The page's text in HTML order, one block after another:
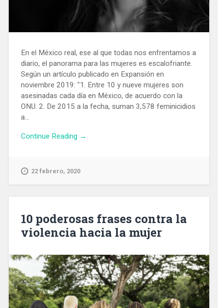
En el México real, ese al que todas nos enfrentamos a
diario, el panorama para las mujeres es escalofriante.
Según un artículo publicado en Expansión en
noviembre 2019: "1. Entre 10 y nueve mujeres son
asesinadas cada día en México, de acuerdo con la
ONU. 2. De 2015 a la fecha, suman 3,578 feminicidios
a...
Continue Reading →
22 febrero, 2020
10 poderosas frases contra la
violencia hacia la mujer